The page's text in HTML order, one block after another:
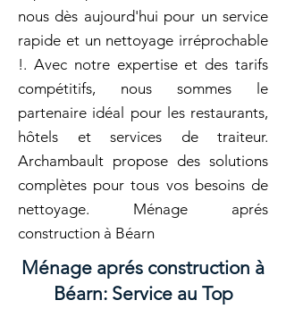
nous dès aujourd'hui pour un service
rapide et un nettoyage irréprochable
!. Avec notre expertise et des tarifs
compétitifs, nous sommes le
partenaire idéal pour les restaurants,
hôtels et services de traiteur.
Archambault propose des solutions
complètes pour tous vos besoins de
nettoyage. Ménage aprés
construction à Béarn
Ménage aprés construction à
Béarn: Service au Top